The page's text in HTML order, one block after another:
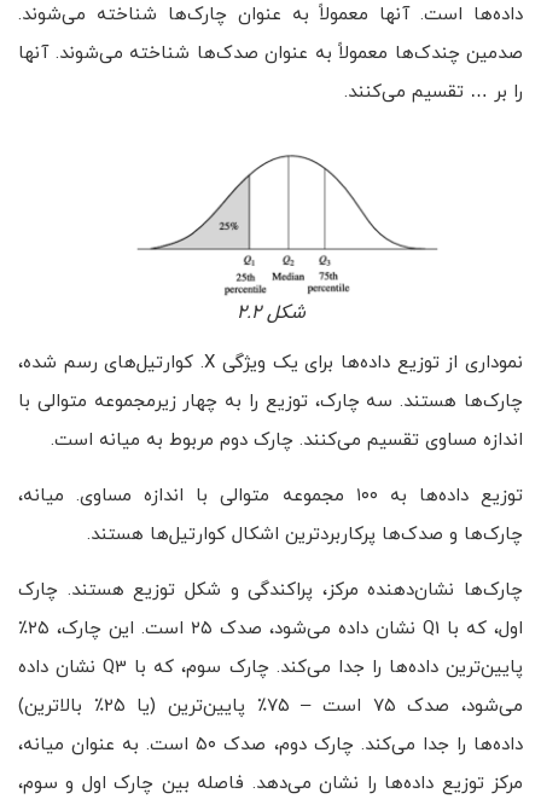
داده‌ها است. آنها معمولاً به عنوان چارک‌ها شناخته می‌شوند.
صدمین ‌چندک‌ها معمولاً به عنوان صدک‌ها شناخته می‌شوند. آنها
را بر … تقسیم می‌کنند.
شکل ۲.۲
نموداری از توزیع داده‌ها برای یک ویژگی X. کوارتیل‌های رسم شده،
چارک‌ها هستند. سه چارک، توزیع را به چهار زیرمجموعه متوالی با
اندازه مساوی تقسیم می‌کنند. چارک دوم مربوط به میانه است.
توزیع داده‌ها به ۱۰۰ مجموعه متوالی با اندازه مساوی. میانه،
چارک‌ها و صدک‌ها پرکاربردترین اشکال کوارتیل‌ها هستند.
چارک‌ها نشان‌دهنده مرکز، پراکندگی و شکل توزیع هستند. چارک
اول، که با Q1 نشان داده می‌شود، صدک ۲۵ است. این چارک، ۲۵٪
پایین‌ترین داده‌ها را جدا می‌کند. چارک سوم، که با Q3 نشان داده
می‌شود، صدک ۷۵ است – ۷۵٪ پایین‌ترین (یا ۲۵٪ بالاترین)
داده‌ها را جدا می‌کند. چارک دوم، صدک ۵۰ است. به عنوان میانه،
مرکز توزیع داده‌ها را نشان می‌دهد. فاصله بین چارک اول و سوم،